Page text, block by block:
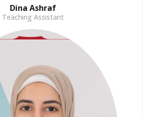
Dina Ashraf
Teaching Assistant